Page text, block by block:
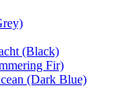
(Black)
Fir)
(Dark Blue)